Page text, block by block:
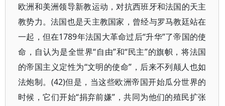
欧洲和美洲领导新教运动，对抗西班牙和法国的天主
教势力。法国也是天主教国家，曾经与罗马教廷站在
一起，但在1789年法国大革命过后“升华”了帝国的使
命，自认为是全世界“自由”和“民主”的旗帜，将法国
的帝国主义定性为“文明的使命”，后来不列颠人也如
法炮制。(42)但是，当这些欧洲帝国开始瓜分世界的
时候，它们开始“捐弃前嫌”，共同为他们的殖民扩张